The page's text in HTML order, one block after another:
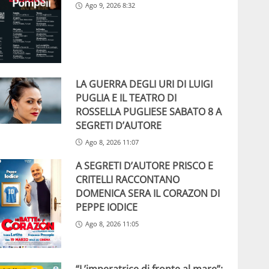
Ago 9, 2026 8:32
LA GUERRA DEGLI URI DI LUIGI
PUGLIA E IL TEATRO DI
ROSSELLA PUGLIESE SABATO 8 A
SEGRETI D’AUTORE
Ago 8, 2026 11:07
A SEGRETI D’AUTORE PRISCO E
CRITELLI RACCONTANO
DOMENICA SERA IL CORAZON DI
PEPPE IODICE
Ago 8, 2026 11:05